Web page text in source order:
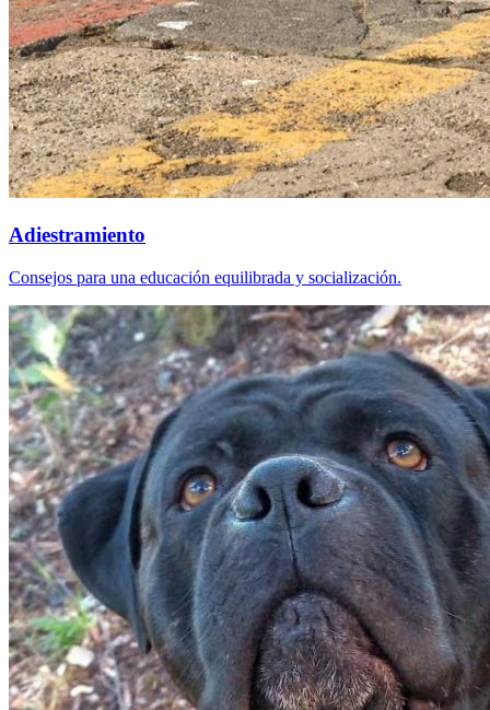
Adiestramiento
Consejos para una educación equilibrada y socialización.